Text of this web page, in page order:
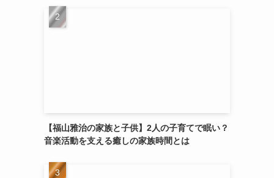
【福山雅治の家族と子供】2人の子育てで眠い？
音楽活動を支える癒しの家族時間とは